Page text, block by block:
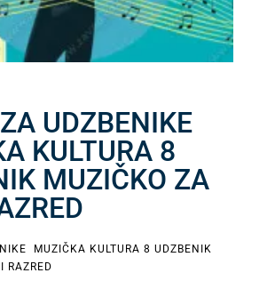
UDZBENIKE
KULTURA 8
MUZIČKO ZA
MUZIČKA KULTURA 8 UDZBENIK
RAZRED